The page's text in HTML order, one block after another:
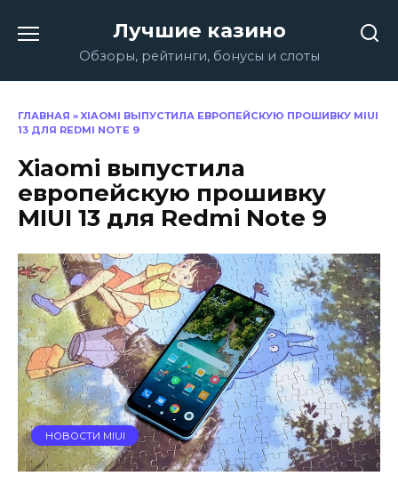
содержанию
Лучшие казино
Обзоры, рейтинги, бонусы и слоты
ГЛАВНАЯ » XIAOMI ВЫПУСТИЛА ЕВРОПЕЙСКУЮ ПРОШИВКУ MIUI
13 ДЛЯ REDMI NOTE 9
Xiaomi выпустила
европейскую прошивку
MIUI 13 для Redmi Note 9
НОВОСТИ MIUI